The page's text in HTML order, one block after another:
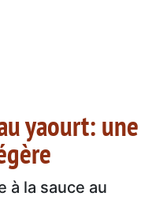
yaourt: une
à la sauce au